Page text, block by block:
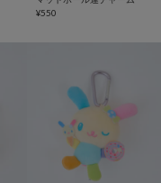
¥550